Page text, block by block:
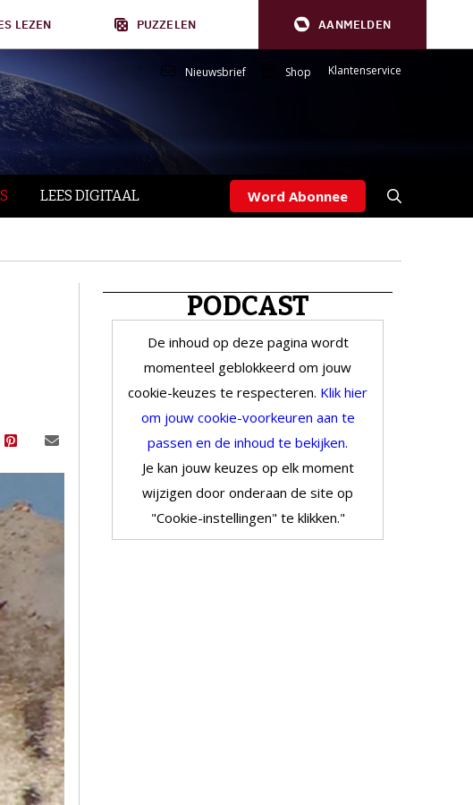
LEZEN PUZZELEN AANMELDEN
Nieuwsbrief Shop Klantenservice
LEES DIGITAAL Word Abonnee
PODCAST
De inhoud op deze pagina wordt
momenteel geblokkeerd om jouw
cookie-keuzes te respecteren. Klik hier
om jouw cookie-voorkeuren aan te
passen en de inhoud te bekijken.
Je kan jouw keuzes op elk moment
wijzigen door onderaan de site op
"Cookie-instellingen" te klikken."